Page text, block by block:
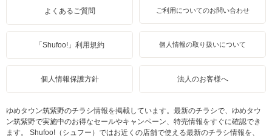
よくあるご質問 ご利用についてのお問い合わせ
「Shufoo!」利用規約 個人情報の取り扱いについて
個人情報保護方針 法人のお客様へ
ゆめタウン筑紫野のチラシ情報を掲載しています。最新のチラシで、ゆめタウ
ン筑紫野で実施中のお得なセールやキャンペーン、特売情報をすぐに確認でき
ます。 Shufoo!（シュフー）ではお近くの店舗で使える最新のチラシ情報を、